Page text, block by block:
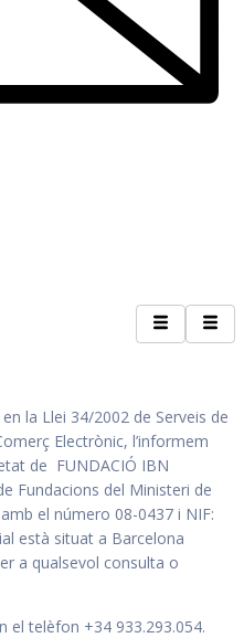
la Llei 34/2002 de Serveis de
Electrònic, l’informem
de FUNDACIÓ IBN
Fundacions del Ministeri de
el número 08-0437 i NIF:
està situat a Barcelona
a qualsevol consulta o
el telèfon +34 933.293.054.